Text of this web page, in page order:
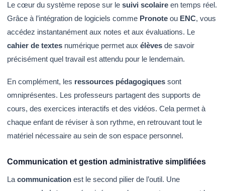
Le cœur du système repose sur le suivi scolaire en temps réel.
Grâce à l’intégration de logiciels comme Pronote ou ENC, vous
accédez instantanément aux notes et aux évaluations. Le
cahier de textes numérique permet aux élèves de savoir
précisément quel travail est attendu pour le lendemain.
En complément, les ressources pédagogiques sont
omniprésentes. Les professeurs partagent des supports de
cours, des exercices interactifs et des vidéos. Cela permet à
chaque enfant de réviser à son rythme, en retrouvant tout le
matériel nécessaire au sein de son espace personnel.
Communication et gestion administrative simplifiées
La communication est le second pilier de l’outil. Une